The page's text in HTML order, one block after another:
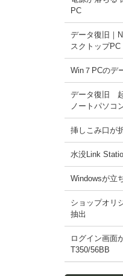
PC
データ復旧｜
スクトップPC
Win７PCのデ
データ復旧
ノートパソコ
挿しこみ口が
水没Link
Windowsが立
ショップオリ
抽出
ログイン画面
T350/56BB